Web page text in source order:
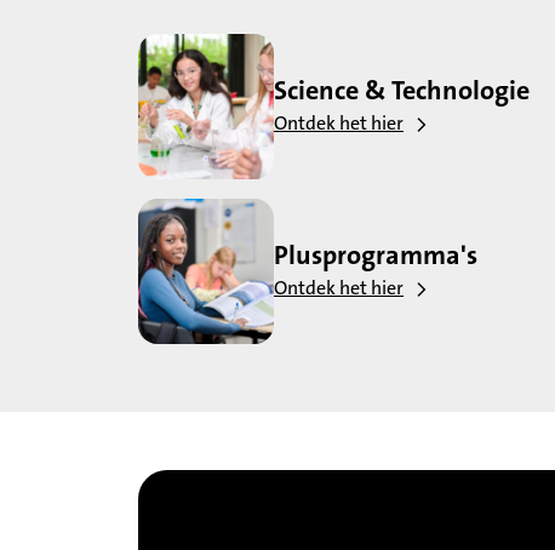
Science & Technologie
Ontdek het hier
Plusprogramma's
Ontdek het hier